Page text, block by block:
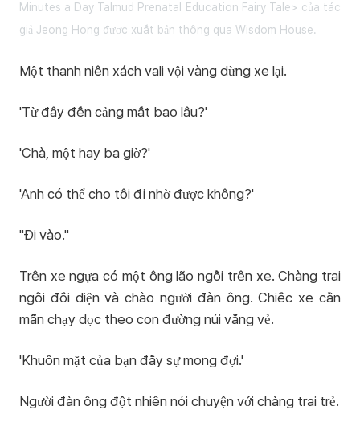
Minutes a Day Talmud Prenatal Education Fairy Tale> của tác
giả Jeong Hong được xuất bản thông qua Wisdom House.
Một thanh niên xách vali vội vàng dừng xe lại.
'Từ đây đến cảng mất bao lâu?'
'Chà, một hay ba giờ?'
'Anh có thể cho tôi đi nhờ được không?'
"Đi vào."
Trên xe ngựa có một ông lão ngồi trên xe. Chàng trai
ngồi đối diện và chào người đàn ông. Chiếc xe cần
mẫn chạy dọc theo con đường núi vắng vẻ.
'Khuôn mặt của bạn đầy sự mong đợi.'
Người đàn ông đột nhiên nói chuyện với chàng trai trẻ.